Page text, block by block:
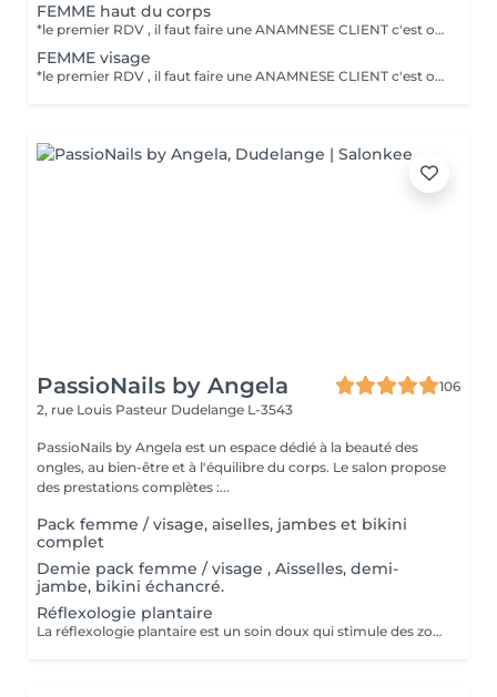
FEMME haut du corps
*le premier RDV , il faut faire une ANAMNESE CLIENT c'est obligatoire .Le DEFINITIVE +2 permet d'éliminer durablement la repousse des polis. résultat optimale, un traitement pour tout phototype (I-VI) et toute épaisseur de poil .épilation permanente , professionnelle et indolore. Un laser professionnel à diode avec 3longeur d'onde 755nm+808nm+1064nm , 4 générations de laser diode .
FEMME visage
*le premier RDV , il faut faire une ANAMNESE CLIENT c'est obligatoire .Le DEFINITIVE +2 permet d'éliminer durablement la repousse des polis. résultat optimale, un traitement pour tout phototype (I-VI) et toute épaisseur de poil .épilation permanente , professionnelle et indolore. Un laser professionnel à diode avec 3longeur d'onde 755nm+808nm+1064nm , 4 générations de laser diode .
PassioNails by Angela
106
2, rue Louis Pasteur Dudelange L-3543
PassioNails by Angela est un espace dédié à la beauté des
ongles, au bien-être et à l'équilibre du corps. Le salon propose
des prestations complètes :...
Pack femme / visage, aiselles, jambes et bikini
complet
Demie pack femme / visage , Aisselles, demi-
jambe, bikini échancré.
Réflexologie plantaire
La réflexologie plantaire est un soin doux qui stimule des zones précises du pied pour rééquilibrer le corps, apaiser le stress et libérer les tensions. Grâce à des pressions ciblées, elle favorise la détente profonde, améliore le sommeil, la circulation et le bien-être général. Un moment de relaxation totale, où le corps retrouve naturellement son harmonie